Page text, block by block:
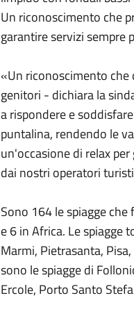
Un riconoscimento che
garantire servizi sempre
«Un riconoscimento che
genitori - dichiara la
a rispondere e
puntalina, rendendo le
un'occasione di relax
dai nostri operatori
Sono 164 le spiagge
e 6 in Africa. Le spiagge
Marmi, Pietrasanta,
sono le spiagge di
Ercole, Porto Santo